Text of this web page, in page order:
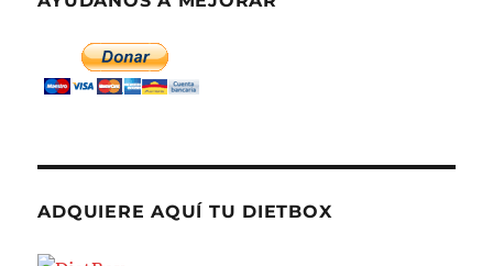
ADQUIERE AQUÍ TU DIETBOX